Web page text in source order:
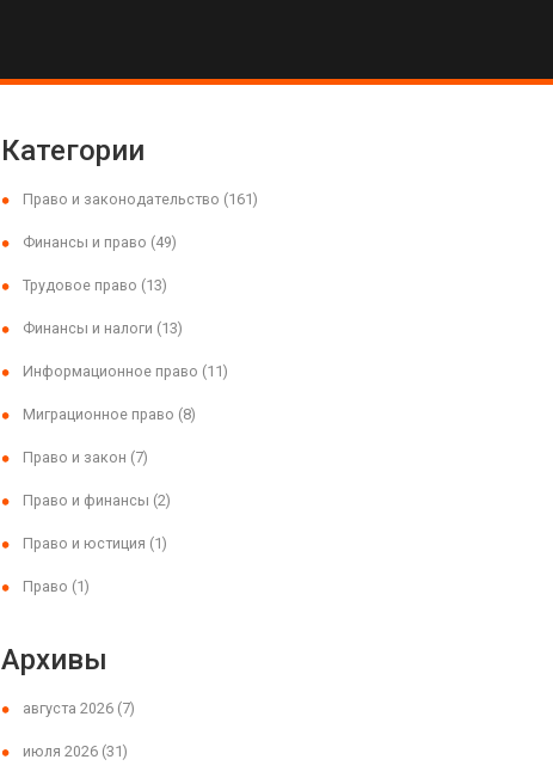
Категории
Право и законодательство (161)
Финансы и право (49)
Трудовое право (13)
Финансы и налоги (13)
Информационное право (11)
Миграционное право (8)
Право и закон (7)
Право и финансы (2)
Право и юстиция (1)
Право (1)
Архивы
августа 2026 (7)
июля 2026 (31)